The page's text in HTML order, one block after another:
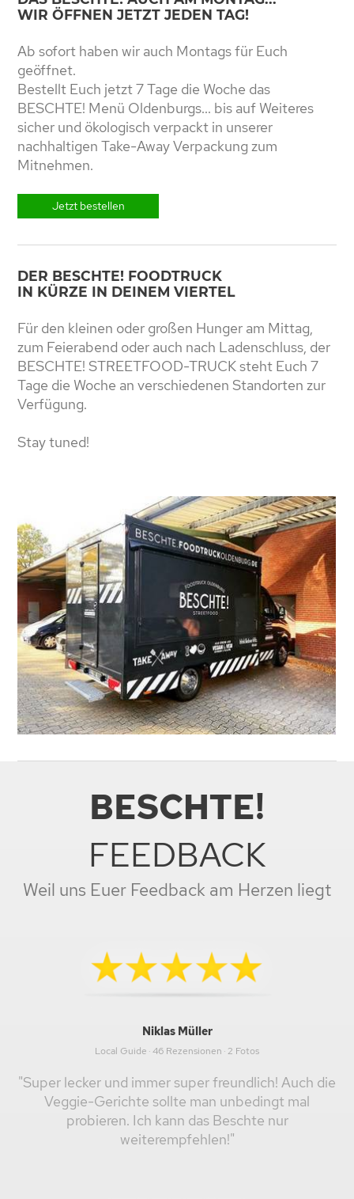
WIR ÖFFNEN JETZT JEDEN TAG!
Ab sofort haben wir auch Montags für Euch
geöffnet.
Bestellt Euch jetzt 7 Tage die Woche das
BESCHTE! Menü Oldenburgs... bis auf Weiteres
sicher und ökologisch verpackt in unserer
nachhaltigen Take-Away Verpackung zum
Mitnehmen.
Jetzt bestellen
DER BESCHTE! FOODTRUCK
IN KÜRZE IN DEINEM VIERTEL
Für den kleinen oder großen Hunger am Mittag,
zum Feierabend oder auch nach Ladenschluss, der
BESCHTE! STREETFOOD-TRUCK steht Euch 7
Tage die Woche an verschiedenen Standorten zur
Verfügung.
Stay tuned!
BESCHTE!
FEEDBACK
Weil uns Euer Feedback am Herzen liegt
Niklas Müller
Local Guide · 46 Rezensionen · 2 Fotos
"Super lecker und immer super freundlich! Auch die
Veggie-Gerichte sollte man unbedingt mal
probieren. Ich kann das Beschte nur
weiterempfehlen!"